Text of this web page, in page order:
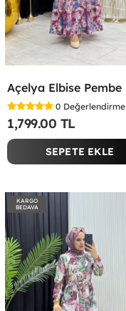
0 Değerlendirme
1,799.00 TL
SEPETE EKLE
KARGO
BEDAVA